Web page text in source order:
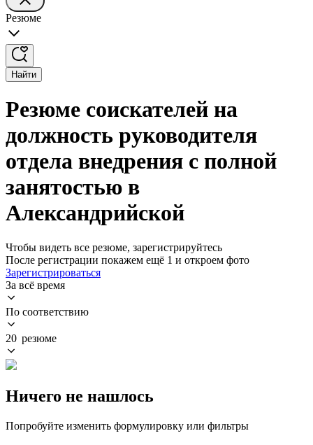
Резюме
Найти
Резюме соискателей на
должность руководителя
отдела внедрения с полной
занятостью в
Александрийской
Чтобы видеть все резюме, зарегистрируйтесь
После регистрации покажем ещё 1 и откроем фото
Зарегистрироваться
За всё время
По соответствию
20 резюме
Ничего не нашлось
Попробуйте изменить формулировку или фильтры